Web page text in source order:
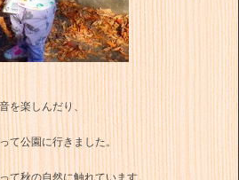
を楽しんだり、
て公園に行きました。
て秋の自然に触れています。